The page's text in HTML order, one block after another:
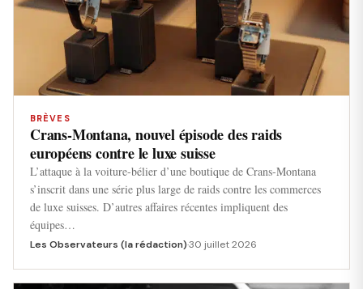
BRÈVES
Crans-Montana, nouvel épisode des raids
européens contre le luxe suisse
L’attaque à la voiture-bélier d’une boutique de Crans-Montana
s’inscrit dans une série plus large de raids contre les commerces
de luxe suisses. D’autres affaires récentes impliquent des
équipes…
Les Observateurs (la rédaction)·30 juillet 2026